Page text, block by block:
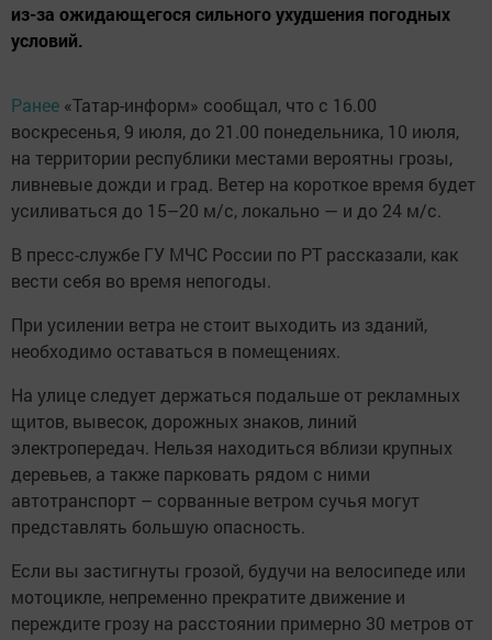
из-за ожидающегося сильного ухудшения погодных
условий.
Ранее «Татар-информ» сообщал, что с 16.00
воскресенья, 9 июля, до 21.00 понедельника, 10 июля,
на территории республики местами вероятны грозы,
ливневые дожди и град. Ветер на короткое время будет
усиливаться до 15–20 м/с, локально — и до 24 м/с.
В пресс-службе ГУ МЧС России по РТ рассказали, как
вести себя во время непогоды.
При усилении ветра не стоит выходить из зданий,
необходимо оставаться в помещениях.
На улице следует держаться подальше от рекламных
щитов, вывесок, дорожных знаков, линий
электропередач. Нельзя находиться вблизи крупных
деревьев, а также парковать рядом с ними
автотранспорт – сорванные ветром сучья могут
представлять большую опасность.
Если вы застигнуты грозой, будучи на велосипеде или
мотоцикле, непременно прекратите движение и
переждите грозу на расстоянии примерно 30 метров от